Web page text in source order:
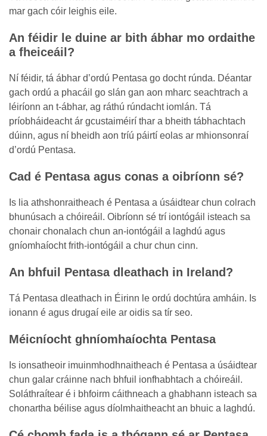
mar gach cóir leighis eile.
An féidir le duine ar bith ábhar mo ordaithe
a fheiceáil?
Ní féidir, tá ábhar d’ordú Pentasa go docht rúnda. Déantar
gach ordú a phacáil go slán gan aon mharc seachtrach a
léiríonn an t-ábhar, ag ráthú rúndacht iomlán. Tá
príobháideacht ár gcustaiméirí thar a bheith tábhachtach
dúinn, agus ní bheidh aon tríú páirtí eolas ar mhionsonraí
d’ordú Pentasa.
Cad é Pentasa agus conas a oibríonn sé?
Is lia athshonraitheach é Pentasa a úsáidtear chun colrach
bhunúsach a chóireáil. Oibríonn sé trí iontógáil isteach sa
chonair chonalach chun an-iontógáil a laghdú agus
gníomhaíocht frith-iontógáil a chur chun cinn.
An bhfuil Pentasa dleathach in Ireland?
Tá Pentasa dleathach in Éirinn le ordú dochtúra amháin. Is
ionann é agus drugaí eile ar oidis sa tír seo.
Méicníocht ghníomhaíochta Pentasa
Is ionsatheoir imuinmhodhnaitheach é Pentasa a úsáidtear
chun galar cráinne nach bhfuil ionfhabhtach a chóireáil.
Soláthraítear é i bhfoirm cáithneach a ghabhann isteach sa
chonartha béilise agus díolmhaitheacht an bhuic a laghdú.